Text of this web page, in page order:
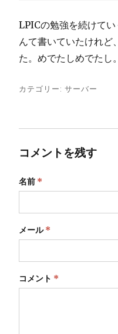
LPICの勉強を続けて
んて書いていたけれど
た。めでたしめでたし。
カテゴリー:サーバー
コメントを残す
名前 *
メール*
コメント *